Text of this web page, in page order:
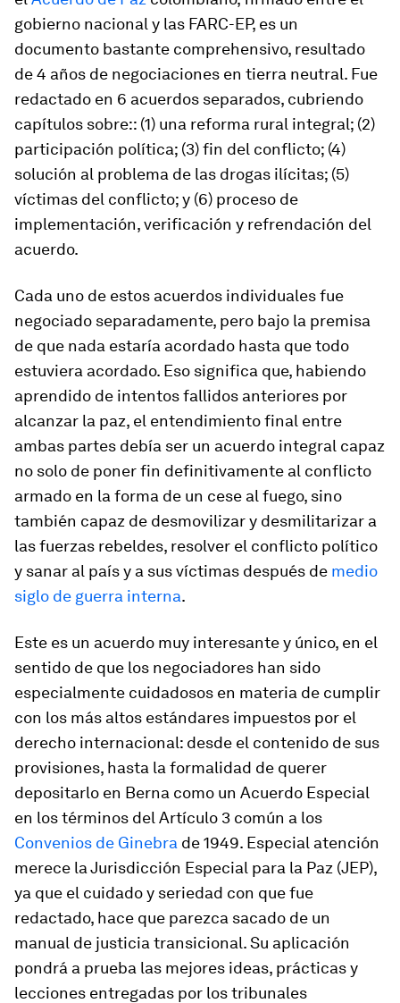
gobierno nacional y las FARC-EP, es un
documento bastante comprehensivo, resultado
de 4 años de negociaciones en tierra neutral. Fue
redactado en 6 acuerdos separados, cubriendo
capítulos sobre:: (1) una reforma rural integral; (2)
participación política; (3) fin del conflicto; (4)
solución al problema de las drogas ilícitas; (5)
víctimas del conflicto; y (6) proceso de
implementación, verificación y refrendación del
acuerdo.
Cada uno de estos acuerdos individuales fue
negociado separadamente, pero bajo la premisa
de que nada estaría acordado hasta que todo
estuviera acordado. Eso significa que, habiendo
aprendido de intentos fallidos anteriores por
alcanzar la paz, el entendimiento final entre
ambas partes debía ser un acuerdo integral capaz
no solo de poner fin definitivamente al conflicto
armado en la forma de un cese al fuego, sino
también capaz de desmovilizar y desmilitarizar a
las fuerzas rebeldes, resolver el conflicto político
y sanar al país y a sus víctimas después de medio
siglo de guerra interna.
Este es un acuerdo muy interesante y único, en el
sentido de que los negociadores han sido
especialmente cuidadosos en materia de cumplir
con los más altos estándares impuestos por el
derecho internacional: desde el contenido de sus
provisiones, hasta la formalidad de querer
depositarlo en Berna como un Acuerdo Especial
en los términos del Artículo 3 común a los
Convenios de Ginebra de 1949. Especial atención
merece la Jurisdicción Especial para la Paz (JEP),
ya que el cuidado y seriedad con que fue
redactado, hace que parezca sacado de un
manual de justicia transicional. Su aplicación
pondrá a prueba las mejores ideas, prácticas y
lecciones entregadas por los tribunales